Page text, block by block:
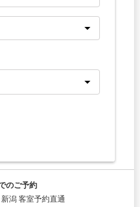
のご予約
潟 客室予約直通